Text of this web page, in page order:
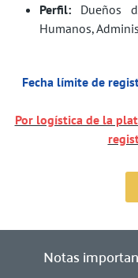
Perfil: Dueños
Humanos,
Fecha límite de
Por logística de la
Notas